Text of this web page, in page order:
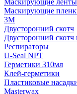
Маскирующие
Маскирующие
3M
Двусторонний скотч
Двусторонний скотч
Респираторы
U-Seal NPT
Герметики 310мл
Клей-герметики
Пластиковые
Masterwax